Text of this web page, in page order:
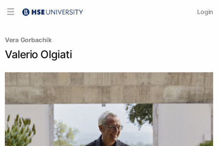
Login
Vera Gorbachik
Valerio Olgiati